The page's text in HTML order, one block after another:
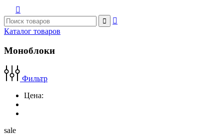



Каталог товаров
Моноблоки
Фильтр
Цена:
sale